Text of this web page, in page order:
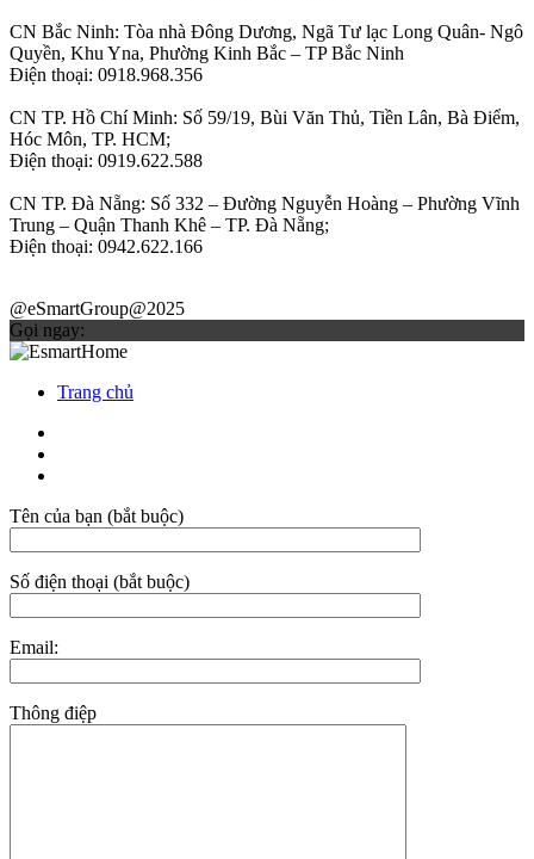
CN Bắc Ninh: Tòa nhà Đông Dương, Ngã Tư lạc Long Quân- Ngô
Quyền, Khu Yna, Phường Kinh Bắc – TP Bắc Ninh
Điện thoại: 0918.968.356
CN TP. Hồ Chí Minh: Số 59/19, Bùi Văn Thủ, Tiền Lân, Bà Điểm,
Hóc Môn, TP. HCM;
Điện thoại: 0919.622.588
CN TP. Đà Nẵng: Số 332 – Đường Nguyễn Hoàng – Phường Vĩnh
Trung – Quận Thanh Khê – TP. Đà Nẵng;
Điện thoại: 0942.622.166
@eSmartGroup@2025
Gọi ngay:
Trang chủ
Tên của bạn (bắt buộc)
Số điện thoại (bắt buộc)
Email:
Thông điệp